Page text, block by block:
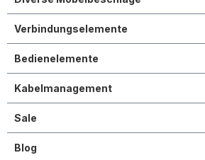
Verbindungselemente
Bedienelemente
Kabelmanagement
Sale
Blog